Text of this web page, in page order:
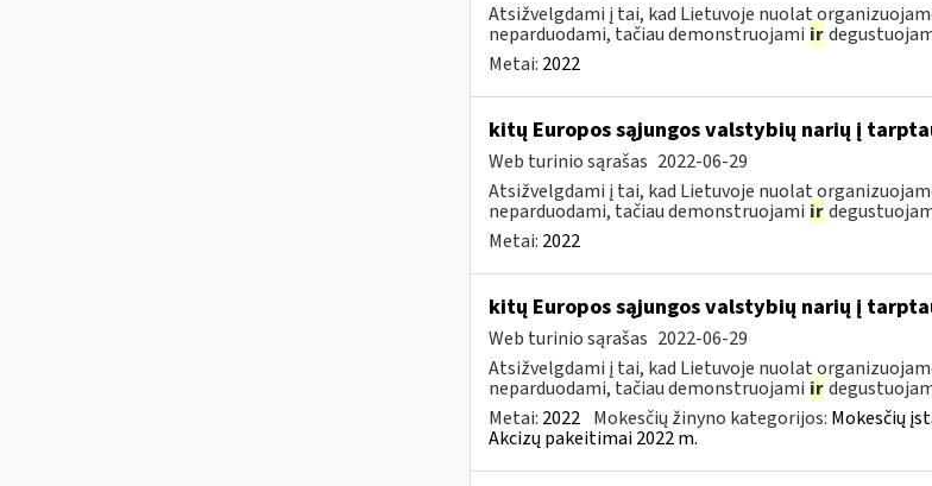
Atsižvelgdami į tai, kad Lietuvoje nuolat
neparduodami, tačiau demonstruojami ir
Metai: 2022
kitų Europos sąjungos valstybių narių į
Web turinio sąrašas 2022-06-29
Atsižvelgdami į tai, kad Lietuvoje nuolat
neparduodami, tačiau demonstruojami ir
Metai: 2022
kitų Europos sąjungos valstybių narių į
Web turinio sąrašas 2022-06-29
Atsižvelgdami į tai, kad Lietuvoje nuolat
neparduodami, tačiau demonstruojami ir
Metai: 2022 Mokesčių žinyno kategorijos: Mokesčių
Akcizų pakeitimai 2022 m.